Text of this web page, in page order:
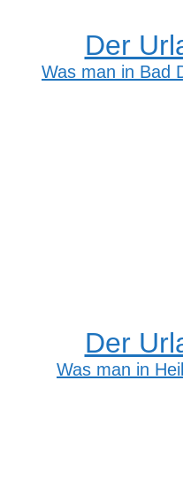
Der
Was man in Bad
Der
Was man in